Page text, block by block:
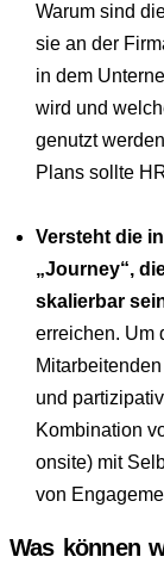
Warum sind
sie an der
in dem
wird und
genutzt
Plans sollte
Versteht die
„Journey“,
skalierbar
erreichen. Um
und
Kombination
onsite) mit
von
Was können